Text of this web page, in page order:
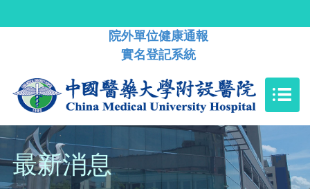
院外單位健康通報
實名登記系統
最新消息